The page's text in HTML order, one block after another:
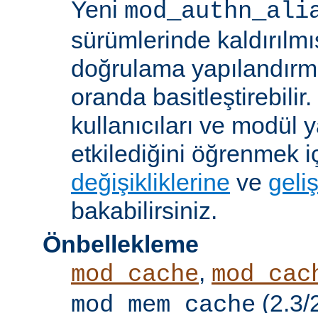
Yeni
sürümlerinde
doğrulama
oranda
kullanıcıları ve modül
etkilediğini öğrenmek
değişikliklerine ve
bakabilirsiniz.
Önbellekleme
mod_cache,
mod_mem_cache (2.3/